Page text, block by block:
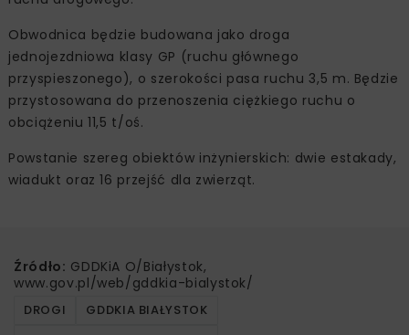
Obwodnica będzie budowana jako droga
jednojezdniowa klasy GP (ruchu głównego
przyspieszonego), o szerokości pasa ruchu 3,5 m. Będzie
przystosowana do przenoszenia ciężkiego ruchu o
obciążeniu 11,5 t/oś.
Powstanie szereg obiektów inżynierskich: dwie estakady,
wiadukt oraz 16 przejść dla zwierząt.
Źródło: GDDKiA O/Białystok,
www.gov.pl/web/gddkia-bialystok/
DROGI
GDDKIA BIAŁYSTOK